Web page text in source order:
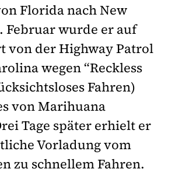
Florida nach New
Februar wurde er auf
von der Highway Patrol
wegen “Reckless
Fahren)
von Marihuana
Tage später erhielt er
Vorladung vom
zu schnellem Fahren.